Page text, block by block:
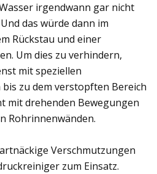
irgendwann gar nicht
das würde dann im
Rückstau und einer
Um dies zu verhindern,
mit speziellen
zu dem verstopften Bereich
mit drehenden Bewegungen
Rohrinnenwänden.
Verschmutzungen
zum Einsatz.